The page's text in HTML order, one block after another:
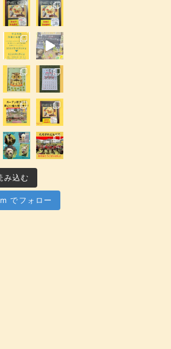
み込む
でフォロー